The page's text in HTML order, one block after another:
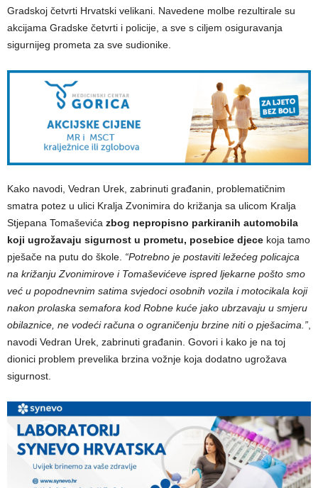
Gradskoj četvrti Hrvatski velikani. Navedene molbe rezultirale su
akcijama Gradske četvrti i policije, a sve s ciljem osiguravanja
sigurnijeg prometa za sve sudionike.
Kako navodi, Vedran Urek, zabrinuti građanin, problematičnim
smatra potez u ulici Kralja Zvonimira do križanja sa ulicom Kralja
Stjepana Tomaševića zbog nepropisno parkiranih automobila
koji ugrožavaju sigurnost u prometu, posebice djece koja tamo
pješače na putu do škole. “Potrebno je postaviti ležećeg policajca
na križanju Zvonimirove i Tomaševićeve ispred ljekarne pošto smo
već u popodnevnim satima svjedoci osobnih vozila i motocikala koji
nakon prolaska semafora kod Robne kuće jako ubrzavaju u smjeru
obilaznice, ne vodeći računa o ograničenju brzine niti o pješacima.”
navodi Vedran Urek, zabrinuti građanin. Govori i kako je na toj
dionici problem prevelika brzina vožnje koja dodatno ugrožava
sigurnost.